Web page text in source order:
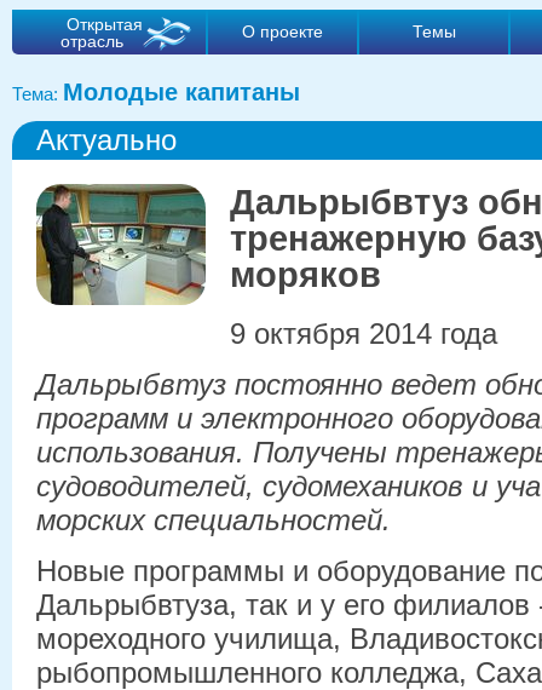
Открытая
отрасль
О проекте Темы
Тема: Молодые капитаны
Актуально
Дальрыбвтуз
тренажерную
моряков
9 октября 2014 года
Дальрыбвтуз постоянно ведет
программ и электронного
использования. Получены
судоводителей, судомехаников и
морских специальностей.
Новые программы и оборудование
Дальрыбвтуза, так и у его филиалов
мореходного училища,
рыбопромышленного колледжа,